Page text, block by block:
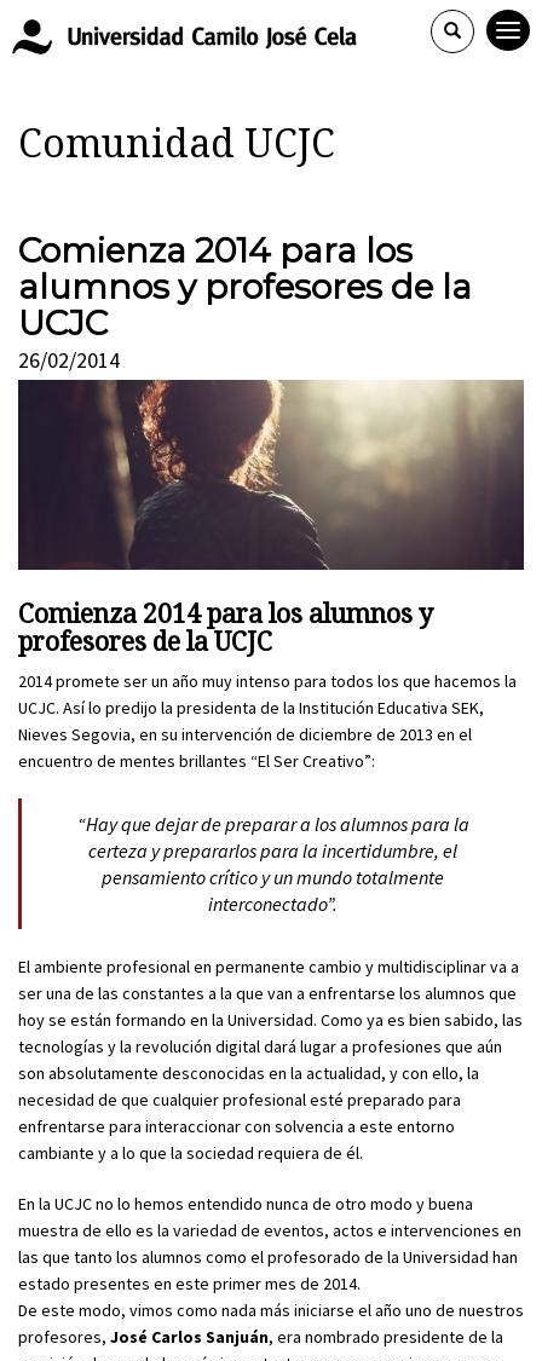
Comunidad UCJC
Comienza 2014 para los
alumnos y profesores de la
UCJC
26/02/2014
Comienza 2014 para los alumnos y
profesores de la UCJC
2014 promete ser un año muy intenso para todos los que hacemos la
UCJC. Así lo predijo la presidenta de la Institución Educativa SEK,
Nieves Segovia, en su intervención de diciembre de 2013 en el
encuentro de mentes brillantes “El Ser Creativo”:
“Hay que dejar de preparar a los alumnos para la
certeza y prepararlos para la incertidumbre, el
pensamiento crítico y un mundo totalmente
interconectado”.
El ambiente profesional en permanente cambio y multidisciplinar va a
ser una de las constantes a la que van a enfrentarse los alumnos que
hoy se están formando en la Universidad. Como ya es bien sabido, las
tecnologías y la revolución digital dará lugar a profesiones que aún
son absolutamente desconocidas en la actualidad, y con ello, la
necesidad de que cualquier profesional esté preparado para
enfrentarse para interaccionar con solvencia a este entorno
cambiante y a lo que la sociedad requiera de él.
En la UCJC no lo hemos entendido nunca de otro modo y buena
muestra de ello es la variedad de eventos, actos e intervenciones en
las que tanto los alumnos como el profesorado de la Universidad han
estado presentes en este primer mes de 2014.
De este modo, vimos como nada más iniciarse el año uno de nuestros
profesores, José Carlos Sanjuán, era nombrado presidente de la